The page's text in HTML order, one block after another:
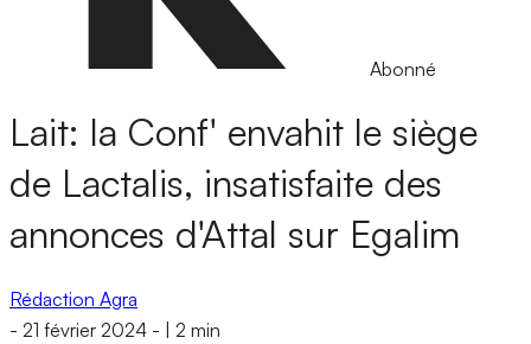
Abonné
Lait: la Conf' envahit le siège
de Lactalis, insatisfaite des
annonces d'Attal sur Egalim
Rédaction Agra
- 21 février 2024 - 2 min